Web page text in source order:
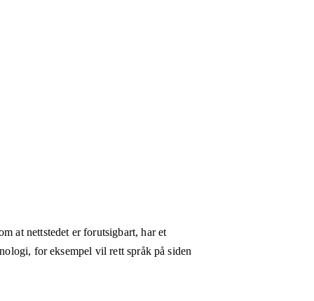
at nettstedet er forutsigbart, har et
for eksempel vil rett språk på siden